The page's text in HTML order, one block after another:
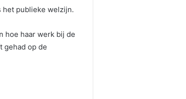
het publieke welzijn.
hoe haar werk bij de
gehad op de